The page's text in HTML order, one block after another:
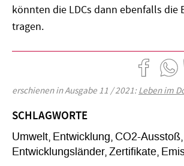
könnten die LDCs dann ebenfalls die
tragen.
erschienen in Ausgabe 11 / 2021:Leben im
SCHLAGWORTE
Umwelt Entwicklung CO2-Ausstoß
Entwicklungsländer Zertifikate